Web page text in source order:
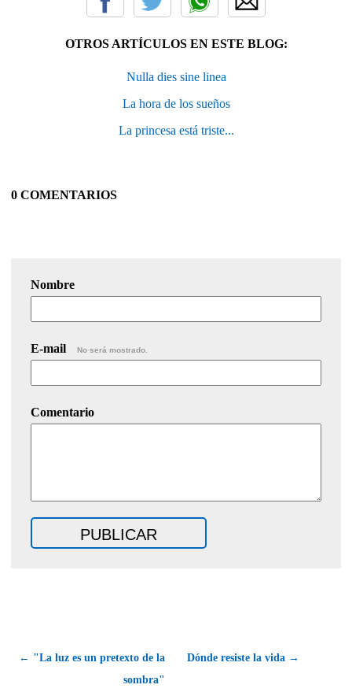
OTROS ARTÍCULOS EN ESTE BLOG:
Nulla dies sine linea
La hora de los sueños
La princesa está triste...
0 COMENTARIOS
Nombre
E-mail No será mostrado.
Comentario
← "La luz es un pretexto de la
sombra"
Dónde resiste la vida →